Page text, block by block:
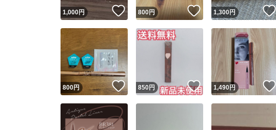
1,000円 いいね！
800円 いいね！
1,300円
800円 いいね！
850円 いいね！
1,490円